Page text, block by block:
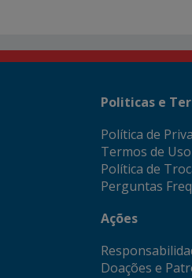
Politicas e
Política de
Termos de Uso
Política de
Perguntas
Ações
Doações e